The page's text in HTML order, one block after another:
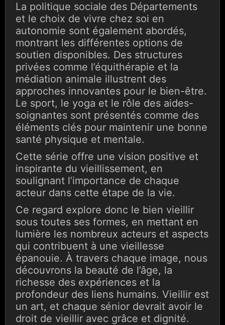
La politique sociale des Départements
et le choix de vivre chez soi en
autonomie sont également abordés,
montrant les différentes options de
soutien disponibles. Des structures
privées comme l’équithérapie et la
médiation animale illustrent des
approches innovantes pour le bien-être.
Le sport, le yoga et le rôle des aides-
soignantes sont présentés comme des
éléments clés pour maintenir une bonne
santé physique et mentale.
Cette série offre une vision positive et
inspirante du vieillissement, en
soulignant l’importance de chaque
acteur dans cette étape de la vie.
Ce regard explore donc le bien vieillir
sous toutes ses formes, en mettant en
lumière les nombreux acteurs et aspects
qui contribuent à une vieillesse
épanouie. À travers chaque image, nous
découvrons la beauté de l’âge, la
richesse des expériences et la
profondeur des liens humains. Vieillir est
un art, et chaque sénior devrait avoir le
droit de vieillir avec grâce et dignité.